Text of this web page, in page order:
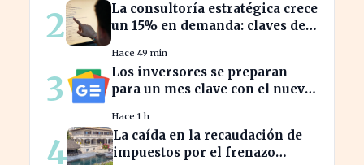
2
La consultoría estratégica crece
un 15% en demanda: claves del
Hace 49 min
3
Los inversores se preparan
para un mes clave con el nuevo
Finanzas
Hace 1 h
4
La caída en la recaudación de
impuestos por el frenazo